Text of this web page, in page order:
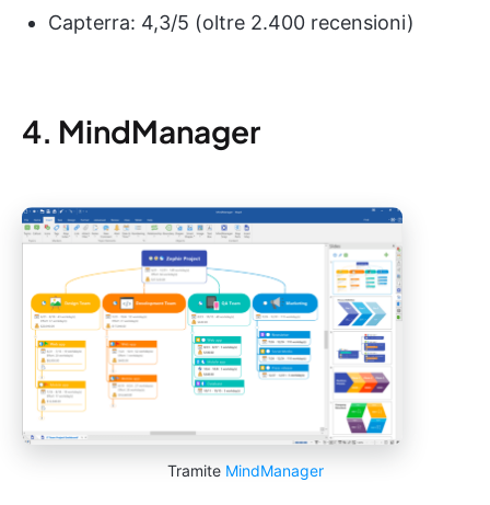
Capterra: 4,3/5 (oltre 2.400 recensioni)
4. MindManager
Tramite MindManager